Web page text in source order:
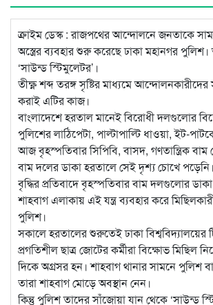
ক্রাইম ডেস্ক : রাজপথের আন্দোলনে জনতাকে
অস্ত্রের ব্যবহার শুরু করেছে ঢাকা মহানগর
‘সাউন্ড স্টিমুলেটর’।
তীক্ষ্ণ শব্দ তরঙ্গ সৃষ্টির মাধ্যমে
করাই এটির কাজ।
বাংলাদেশে হরতাল মানেই বিরোধী দলগুলোর
পুলিশের লাঠিপেটা, পাল্টাপাল্টি ধাওয়া, ইট-
আজ বৃহস্পতিবার সিপিবি, বাসদ, গণতান্ত্রিক বাম
বাম দলের ডাকা হরতালে সেই দৃশ্য চোখে
বৃদ্ধির প্রতিবাদে বৃহস্পতিবার বাম দলগুলোর
শাহবাগ এলাকায় এই যন্ত্র ব্যবহার করে
পুলিশ।
সকালে হরতালের শুরুতেই ঢাকা
প্রগতিশীল ছাত্র জোটের কর্মীরা বিক্ষোভ মিছিল
দিকে অগ্রসর হন। শাহবাগ থানার সামনে পুলিশ
তারা শাহবাগ মোড়ে অবস্থান নেন।
কিন্তু পুলিশ তাদের সাঁজোয়া যান থেকে ‘সাউন্ড